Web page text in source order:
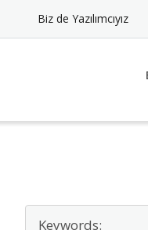
Biz de Yazılımcıyız